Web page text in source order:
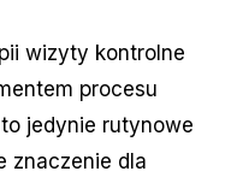
wizyty kontrolne
procesu
jedynie rutynowe
znaczenie dla